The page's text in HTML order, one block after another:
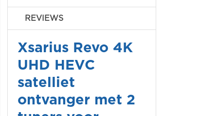
REVIEWS
Xsarius Revo 4K
UHD HEVC
satelliet
ontvanger met 2